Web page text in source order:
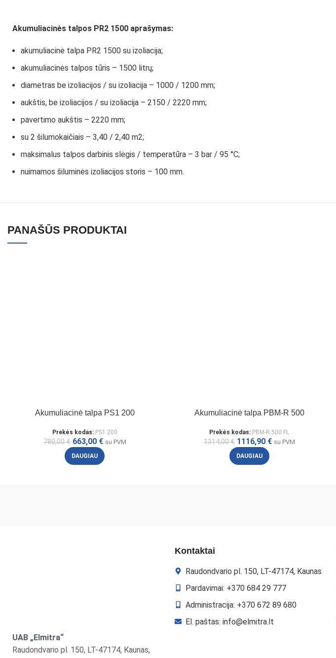
Akumuliacinės talpos PR2 1500 aprašymas:
akumuliacinė talpa PR2 1500 su izoliacija;
akumuliacinės talpos tūris – 1500 litrų;
diametras be izoliacijos / su izoliacija – 1000 / 1200 mm;
aukštis, be izoliacijos / su izoliacija – 2150 / 2220 mm;
pavertimo aukštis – 2220 mm;
su 2 šilumokaičiais – 3,40 / 2,40 m2;
maksimalus talpos darbinis slėgis / temperatūra – 3 bar / 95 °C;
nuimamos šiluminės izoliacijos storis – 100 mm.
PANAŠŪS PRODUKTAI
Akumuliacinė talpa PS1 200
Prekės kodas: PS1 200
780,00€ 663,00 € su PVM
DAUGIAU
Akumuliacinė talpa PBM-R 500
Prekės kodas: PBM-R 500 FL
1314,00€ 1116,90 € su PVM
DAUGIAU
UAB „Elmitra“
Raudondvario pl. 150, LT-47174, Kaunas,
Kontaktai
Raudondvario pl. 150, LT-47174, Kaunas
Pardavimai: +370 684 29 777
Administracija: +370 672 89 680
El. paštas: info@elmitra.lt